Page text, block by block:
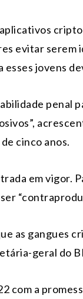
evitar serem
jovens
penal
cinco anos.
em vigor.
as gangues
geral do
com a